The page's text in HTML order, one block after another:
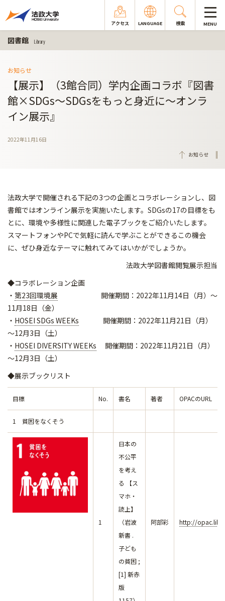
アクセス LANGUAGE 検索 MENU
図書館 Library
お知らせ
【展示】（3館合同）学内企画コラボ『図書
館×SDGs～SDGsをもっと身近に～オンラ
イン展示』
2022年11月16日
お知らせ
法政大学で開催される下記の3つの企画とコラボレーションし、図
書館ではオンライン展示を実施いたします。SDGsの17の目標をも
とに、環境や多様性に関連した電子ブックをご紹介いたします。
スマートフォンやPCで気軽に読んで学ぶことができるこの機会
に、ぜひ身近なテーマに触れてみてはいかがでしょうか。
法政大学図書館閲覧展示担当
◆コラボレーション企画
・ 第23回環境展 開催期間：2022年11月14日（月）～
11月18日（金）
・ HOSEI SDGs WEEKs 開催期間：2022年11月21日（月）
～12月3日（土）
・ HOSEI DIVERSITY WEEKs 開催期間：2022年11月21日（月）
～12月3日（土）
◆展示ブックリスト
目標 No. 書名 著者 OPACのURL
1 貧困をなくそう
1
日本の
不公平
を考え
る 【ス
マホ・
読上】
（岩波
新書 .
子ども
の貧困 ;
[1] 新赤
版
阿部彩 http://